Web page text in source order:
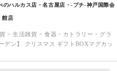
ハルカス店・名古屋店・-プチ-神戸国際会
館店
>生活雑貨 > 食器・カトラリー・グラ
デン】 クリスマス ギフトBOXマグカッ